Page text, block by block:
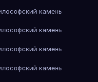
камень
камень
камень
камень